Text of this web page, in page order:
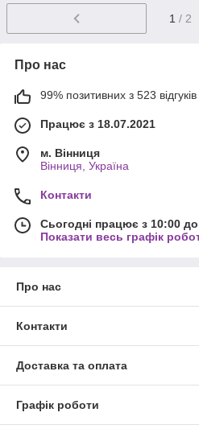
1 / 2
Про нас
99% позитивних з 523 відгуків
Працює з 18.07.2021
м. Вінниця
Вінниця, Україна
Контакти
Сьогодні працює з 10:00
Показати весь графік
Про нас
Контакти
Доставка та оплата
Графік роботи